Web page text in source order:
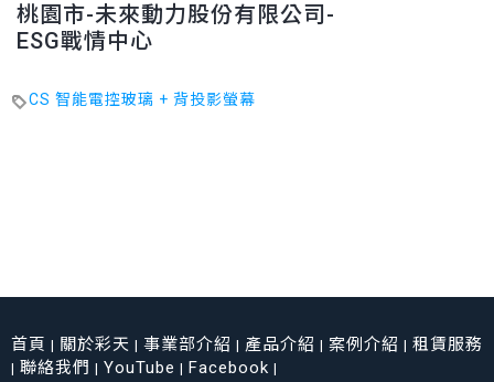
桃園市-未來動力股份有限公司-
ESG戰情中心
CS 智能電控玻璃 + 背投影螢幕
首頁 | 關於彩天 | 事業部介紹 | 產品介紹 | 案例介紹 | 租賃服務
| 聯絡我們 | YouTube | Facebook |